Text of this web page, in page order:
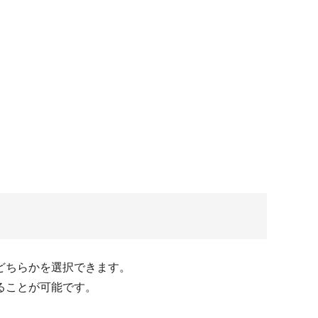
らかを選択できます。
とが可能です。